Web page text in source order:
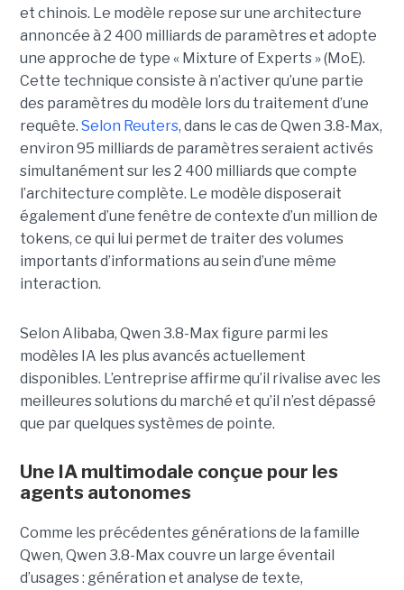
et chinois. Le modèle repose sur une architecture
annoncée à 2 400 milliards de paramètres et adopte
une approche de type « Mixture of Experts » (MoE).
Cette technique consiste à n’activer qu’une partie
des paramètres du modèle lors du traitement d’une
requête. Selon Reuters, dans le cas de Qwen 3.8-Max,
environ 95 milliards de paramètres seraient activés
simultanément sur les 2 400 milliards que compte
l’architecture complète. Le modèle disposerait
également d’une fenêtre de contexte d’un million de
tokens, ce qui lui permet de traiter des volumes
importants d’informations au sein d’une même
interaction.
Selon Alibaba, Qwen 3.8-Max figure parmi les
modèles IA les plus avancés actuellement
disponibles. L’entreprise affirme qu’il rivalise avec les
meilleures solutions du marché et qu’il n’est dépassé
que par quelques systèmes de pointe.
Une IA multimodale conçue pour les
agents autonomes
Comme les précédentes générations de la famille
Qwen, Qwen 3.8-Max couvre un large éventail
d’usages : génération et analyse de texte,